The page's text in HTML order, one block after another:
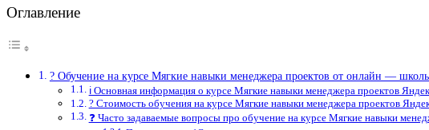
Оглавление
? Обучение на курсе Мягкие навыки менеджера проектов от онлайн —
ℹ️ Основная информация о курсе Мягкие навыки менеджера проектов
? Стоимость обучения на курсе Мягкие навыки менеджера проектов
❓ Часто задаваемые вопросы про обучение на курсе Мягкие навыки